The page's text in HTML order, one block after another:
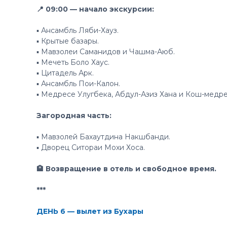
📍 09:00 — начало экскурсии:
▪️ Ансамбль Ляби-Хауз.
▪️ Крытые базары.
▪️ Мавзолеи Саманидов и Чашма-Аюб.
▪️ Мечеть Боло Хаус.
▪️ Цитадель Арк.
▪️ Ансамбль Пои-Калон.
▪️ Медресе Улугбека, Абдул-Азиз Хана и Кош-
Загородная часть:
▪️ Мавзолей Бахаутдина Накшбанди.
▪️ Дворец Ситораи Мохи Хоса.
🏨 Возвращение в отель и свободное время.
***
ДЕНЬ 6 — вылет из Бухары